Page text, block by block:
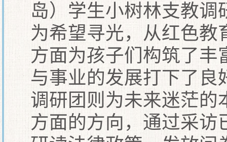
岛）学生小树林支教
为希望寻光，从红色
方面为孩子们构筑了丰
与事业的发展打下了良
调研团则为未来迷茫的
方面的方向，通过采访